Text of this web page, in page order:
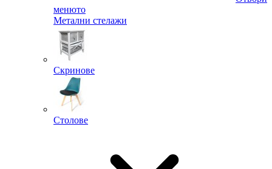
менюто
Метални стелажи
Скринове
Столове